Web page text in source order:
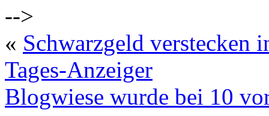
-->
« Schwarzgeld verstecken
Tages-Anzeiger
Blogwiese wurde bei 10